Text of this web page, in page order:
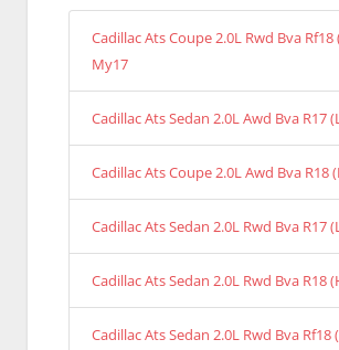
Cadillac Ats Coupe 2.0L Rwd Bva Rf18
My17
Cadillac Ats Sedan 2.0L Awd Bva R17
Cadillac Ats Coupe 2.0L Awd Bva R18
Cadillac Ats Sedan 2.0L Rwd Bva R17
Cadillac Ats Sedan 2.0L Rwd Bva R18
Cadillac Ats Sedan 2.0L Rwd Bva Rf18